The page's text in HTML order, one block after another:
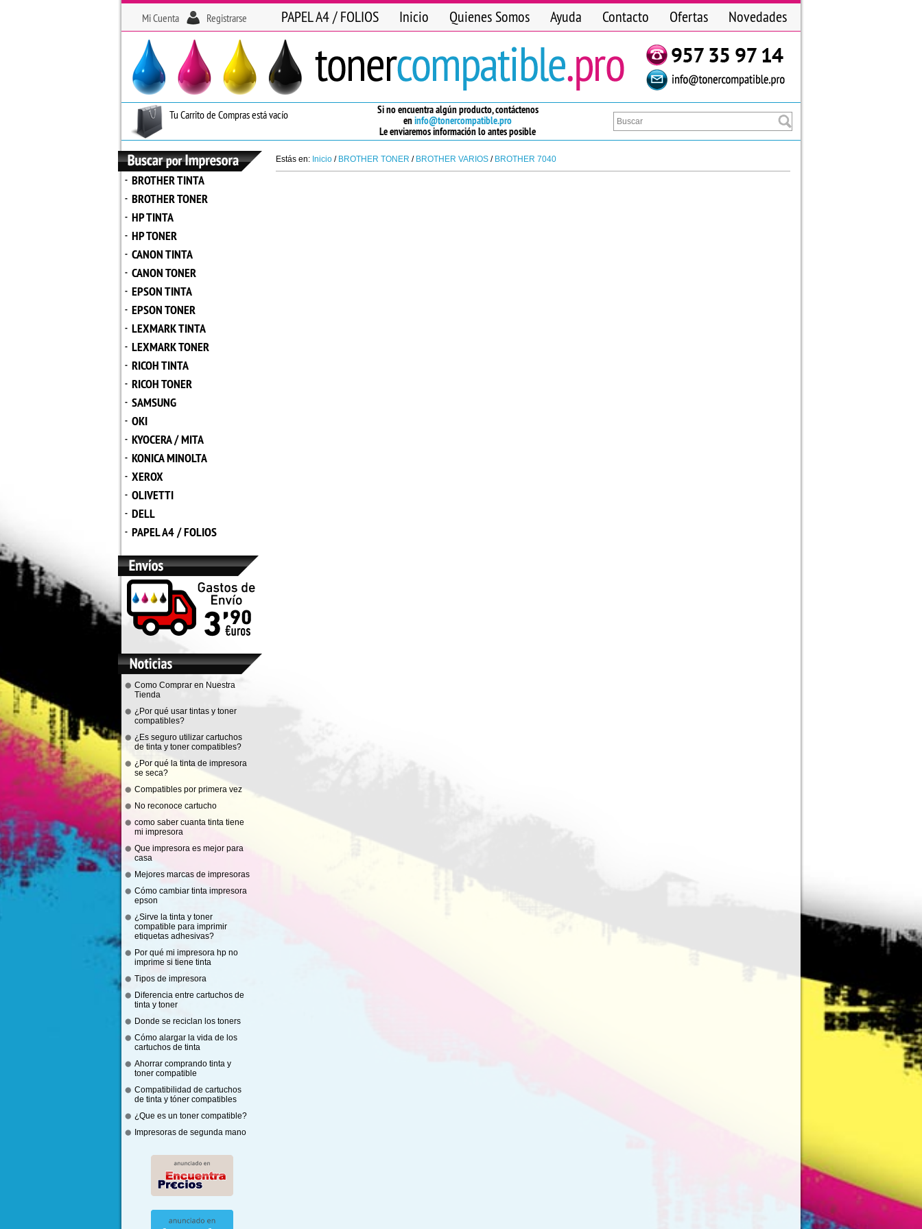
Mi Cuenta Registrarse PAPEL A4 / FOLIOS Inicio Quienes Somos Ayuda Contacto Ofertas Novedades
Si no encuentra algún producto, contáctenos
eninfo@tonercompatible.pro
Le enviaremos información lo antes posible
Tu Carrito de Compras está vacío
- BROTHER TINTA
- BROTHER TONER
- HP TINTA
- HP TONER
- CANON TINTA
- CANON TONER
- EPSON TINTA
- EPSON TONER
- LEXMARK TINTA
- LEXMARK TONER
- RICOH TINTA
- RICOH TONER
- SAMSUNG
- OKI
- KYOCERA / MITA
- KONICA MINOLTA
- XEROX
- OLIVETTI
- DELL
- PAPEL A4 / FOLIOS
Como Comprar en Nuestra
Tienda
¿Por qué usar tintas y toner
compatibles?
¿Es seguro utilizar cartuchos
de tinta y toner compatibles?
¿Por qué la tinta de impresora
se seca?
Compatibles por primera vez
No reconoce cartucho
como saber cuanta tinta tiene
mi impresora
Que impresora es mejor para
casa
Mejores marcas de impresoras
Cómo cambiar tinta impresora
epson
¿Sirve la tinta y toner
compatible para imprimir
etiquetas adhesivas?
Por qué mi impresora hp no
imprime si tiene tinta
Tipos de impresora
Diferencia entre cartuchos de
tinta y toner
Donde se reciclan los toners
Cómo alargar la vida de los
cartuchos de tinta
Ahorrar comprando tinta y
toner compatible
Compatibilidad de cartuchos
de tinta y tóner compatibles
¿Que es un toner compatible?
Impresoras de segunda mano
Estás en: Inicio / BROTHER TONER / BROTHER VARIOS / BROTHER 7040